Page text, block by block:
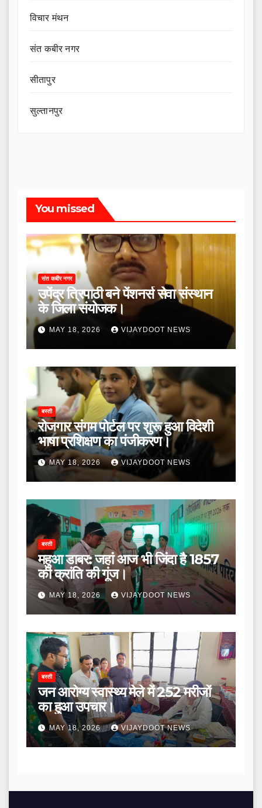
विचार मंथन
संत कबीर नगर
सीतापुर
सुल्तानपुर
You missed
संत कबीर नगर
उपेंद्र त्रिपाठी बने पेंशनर्स सेवा संस्थान
के जिला संयोजक।
MAY 18, 2026 VIJAYDOOT NEWS
बस्ती
रोजगार संगम पोर्टल पर शुरू हुआ विदेशी
भाषा प्रशिक्षण का पंजीकरण।
MAY 18, 2026 VIJAYDOOT NEWS
बस्ती
महुआ डाबर: जहां आज भी जिंदा है 1857
की क्रांति की गूंज।
MAY 18, 2026 VIJAYDOOT NEWS
बस्ती
जन आरोग्य स्वास्थ्य मेले में 252 मरीजों
का हुआ उपचार।
MAY 18, 2026 VIJAYDOOT NEWS